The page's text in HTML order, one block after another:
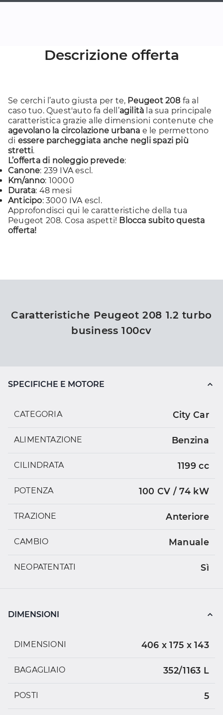
Descrizione offerta
Se cerchi l’auto giusta per te, Peugeot 208 fa al
caso tuo. Quest'auto fa dell’agilità la sua principale
caratteristica grazie alle dimensioni contenute che
agevolano la circolazione urbana e le permettono
di essere parcheggiata anche negli spazi più
stretti.
L’offerta di noleggio prevede:
Canone: 239 IVA escl.
Km/anno: 10000
Durata: 48 mesi
Anticipo: 3000 IVA escl.
Approfondisci qui le caratteristiche della tua
Peugeot 208. Cosa aspetti! Blocca subito questa
offerta!
Caratteristiche Peugeot 208 1.2 turbo
business 100cv
SPECIFICHE E MOTORE
CATEGORIA City Car
ALIMENTAZIONE Benzina
CILINDRATA 1199 cc
POTENZA 100 CV / 74 kW
TRAZIONE Anteriore
CAMBIO Manuale
NEOPATENTATI Sì
DIMENSIONI
DIMENSIONI 406 x 175 x 143
BAGAGLIAIO 352/1163 L
POSTI 5